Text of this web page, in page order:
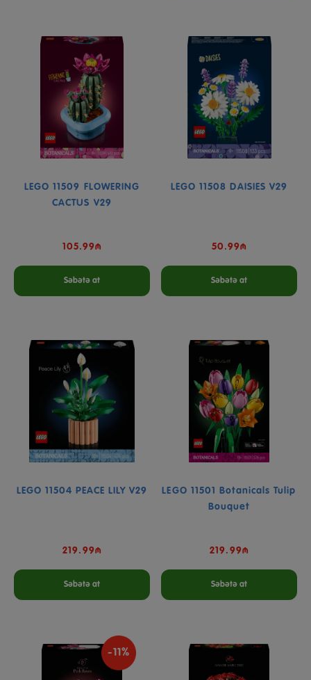
LEGO 11509 FLOWERING
CACTUS V29
105.99₼
Səbətə at
LEGO 11508 DAISIES V29
50.99₼
Səbətə at
LEGO 11504 PEACE LILY V29
219.99₼
Səbətə at
LEGO 11501 Botanicals Tulip
Bouquet
219.99₼
Səbətə at
-11%